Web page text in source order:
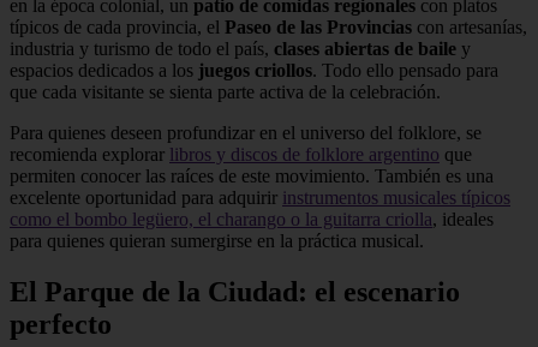
en la época colonial, un patio de comidas regionales con platos
típicos de cada provincia, el Paseo de las Provincias con artesanías,
industria y turismo de todo el país, clases abiertas de baile y
espacios dedicados a los juegos criollos. Todo ello pensado para
que cada visitante se sienta parte activa de la celebración.
Para quienes deseen profundizar en el universo del folklore, se
recomienda explorar libros y discos de folklore argentino que
permiten conocer las raíces de este movimiento. También es una
excelente oportunidad para adquirir instrumentos musicales típicos
como el bombo legüero, el charango o la guitarra criolla, ideales
para quienes quieran sumergirse en la práctica musical.
El Parque de la Ciudad: el escenario
perfecto